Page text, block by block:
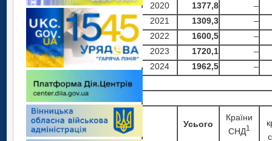
2020
1377,8
–
2021
1309,3
–
2022
1600,5
–
2023
1720,1
–
2024
1962,5 –
Усього
Країни
СНД1